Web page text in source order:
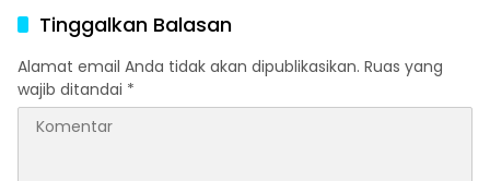
Tinggalkan Balasan
Alamat email Anda tidak akan dipublikasikan. Ruas yang
wajib ditandai *